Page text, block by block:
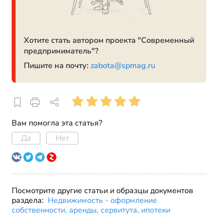
Хотите стать автором проекта "Современный
предприниматель"?
Пишите на почту: zabota@spmag.ru
Вам помогла эта статья?
Да
Нет
Посмотрите другие статьи и образцы документов
раздела: Недвижимость - оформление
собственности, аренды, сервитута, ипотеки